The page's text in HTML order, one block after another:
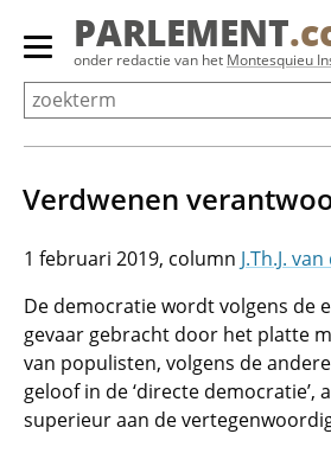
Overslaan
Primair
menu
tonen/verbergen
PARLEMENT
onder redactie van het Montesquieu
Verdwenen
1 februari 2019
J.Th.J.
De democratie wordt volgens de
gevaar gebracht door het platte
van populisten, volgens de
geloof in de ‘directe democratie’,
superieur aan de